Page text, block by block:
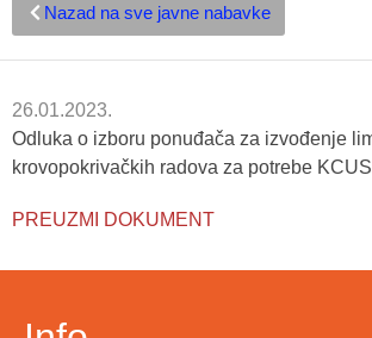
Nazad na sve javne nabavke
26.01.2023.
Odluka o izboru ponuđača za izvođenje
krovopokrivačkih radova za potrebe
PREUZMI DOKUMENT